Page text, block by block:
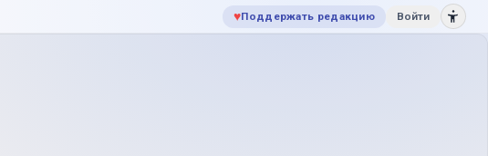
♥Поддержать редакцию Войти